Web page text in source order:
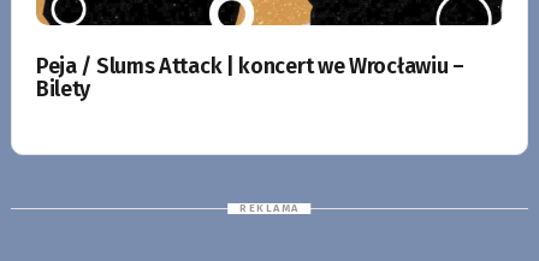
Peja / Slums Attack | koncert we Wrocławiu –
Bilety